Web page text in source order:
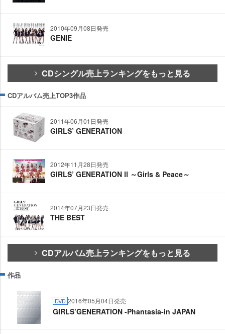
2010年09月08日発売
GENIE
CDシングル売上ランキングをもっと見る
CDアルバム売上TOP3作品
2011年06月01日発売
GIRLS’ GENERATION
2012年11月28日発売
GIRLS’ GENERATION Ⅱ ～Girls & Peace～
2014年07月23日発売
THE BEST
CDアルバム売上ランキングをもっと見る
作品
DVD 2016年05月04日発売
GIRLS’GENERATION -Phantasia-in JAPAN